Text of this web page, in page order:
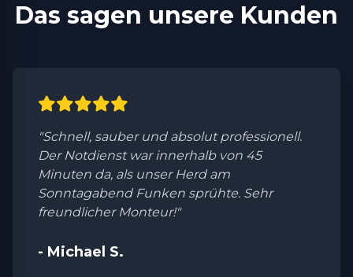
Das sagen unsere Kunden
"Schnell, sauber und absolut professionell.
Der Notdienst war innerhalb von 45
Minuten da, als unser Herd am
Sonntagabend Funken sprühte. Sehr
freundlicher Monteur!"
- Michael S.